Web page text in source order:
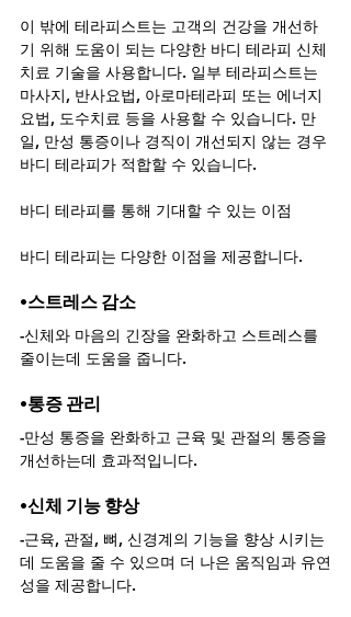
이 밖에 테라피스트는 고객의 건강을 개선하
기 위해 도움이 되는 다양한 바디 테라피 신체
치료 기술을 사용합니다. 일부 테라피스트는
마사지, 반사요법, 아로마테라피 또는 에너지
요법, 도수치료 등을 사용할 수 있습니다. 만
일, 만성 통증이나 경직이 개선되지 않는 경우
바디 테라피가 적합할 수 있습니다.
바디 테라피를 통해 기대할 수 있는 이점
바디 테라피는 다양한 이점을 제공합니다.
•스트레스 감소
-신체와 마음의 긴장을 완화하고 스트레스를
줄이는데 도움을 줍니다.
•통증 관리
-만성 통증을 완화하고 근육 및 관절의 통증을
개선하는데 효과적입니다.
•신체 기능 향상
-근육, 관절, 뼈, 신경계의 기능을 향상 시키는
데 도움을 줄 수 있으며 더 나은 움직임과 유연
성을 제공합니다.